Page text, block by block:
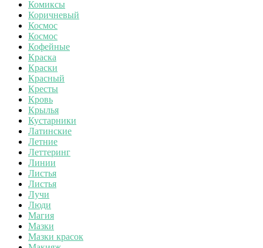
Комиксы
Коричневый
Космос
Космос
Кофейные
Краска
Краски
Красный
Кресты
Кровь
Крылья
Кустарники
Латинские
Летние
Леттеринг
Линии
Листья
Листья
Лучи
Люди
Магия
Мазки
Мазки красок